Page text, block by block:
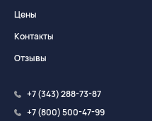
Цены
Контакты
Отзывы
+7 (343) 288-73-87
+7 (800) 500-47-99